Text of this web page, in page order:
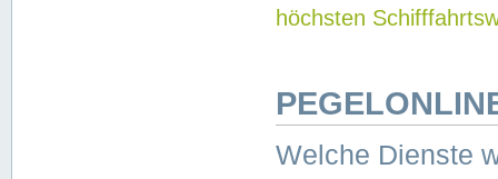
höchsten
Welche Dienste